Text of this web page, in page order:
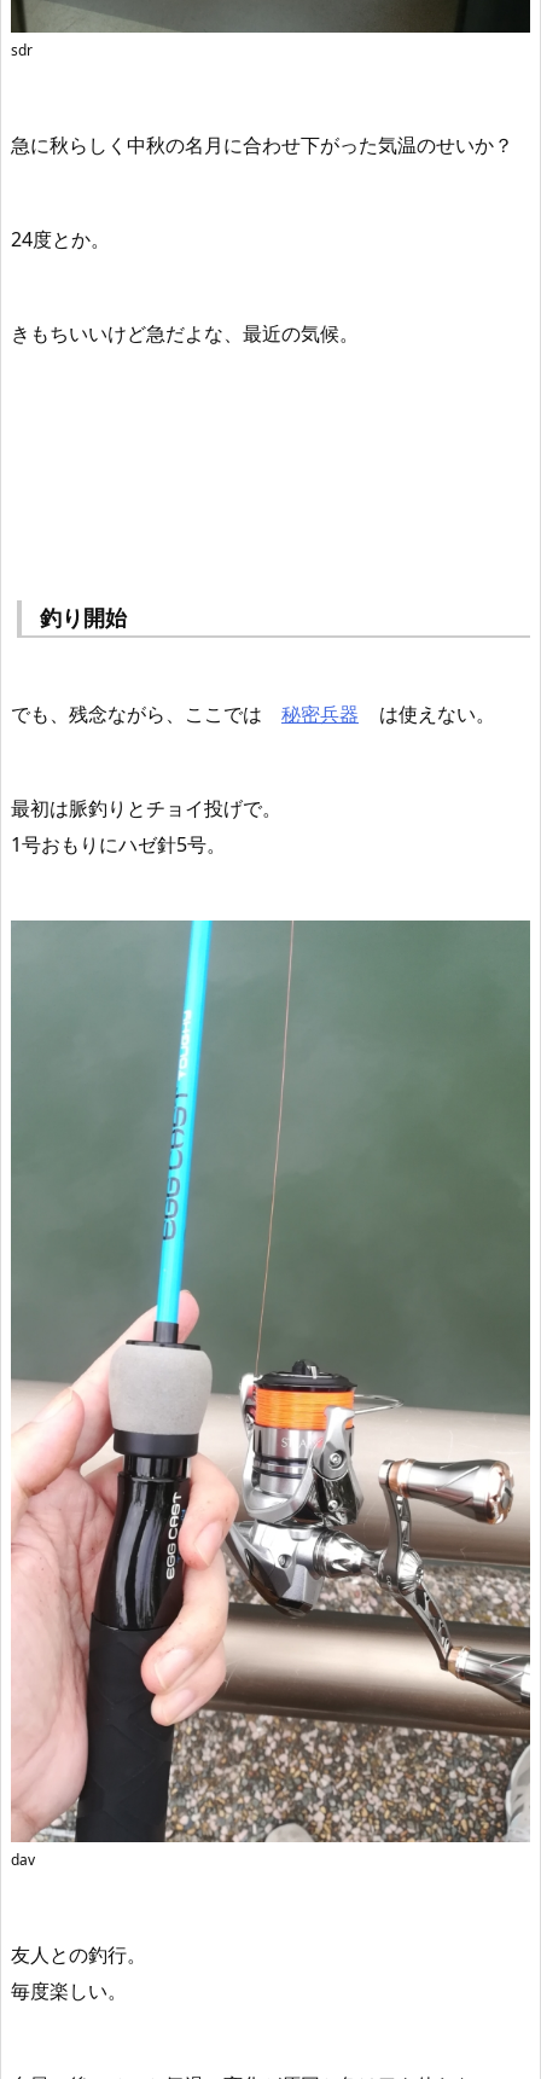
sdr
急に秋らしく中秋の名月に合わせ下がった気温のせいか？
24度とか。
きもちいいけど急だよな、最近の気候。
釣り開始
でも、残念ながら、ここでは 秘密兵器 は使えない。
最初は脈釣りとチョイ投げで。
1号おもりにハゼ針5号。
dav
友人との釣行。
毎度楽しい。